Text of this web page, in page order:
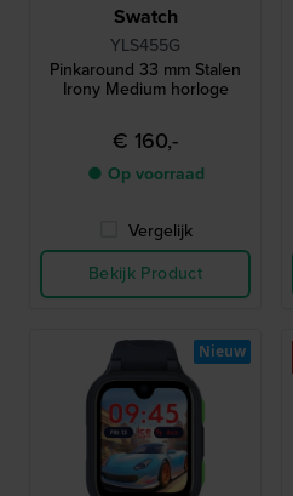
Swatch
YLS455G
Pinkaround 33 mm Stalen
Irony Medium horloge
€ 160,-
● Op voorraad
Vergelijk
Bekijk Product
Nieuw